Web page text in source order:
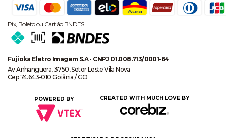
Pix, Boleto ou Cartão BNDES
Fujioka Eletro Imagem S.A - CNPJ 01.008.713/0001-64
Av Anhanguera, 3750, Setor Leste Vila Nova
Cep 74.643-010 Goiânia / GO
POWERED BY CREATED WITH MUCH LOVE BY